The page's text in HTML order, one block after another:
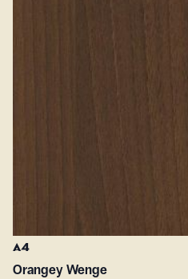
A4
Orangey Wenge